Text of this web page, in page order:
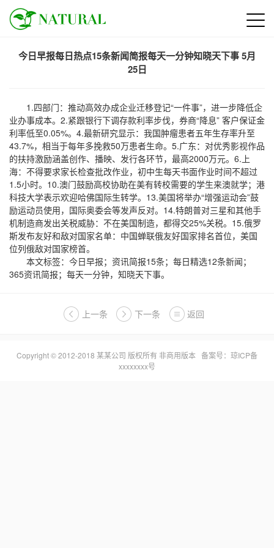
今日早报每日热点15条新闻简报每天一分钟知晓天下事 5月
25日
1.四部门：推动高效办成企业迁移登记“一件事”，进一步降低企
业办事成本。2.紧跟银行下调存款利率步伐，券商“降息” 客户保证金
利率低至0.05%。4.最新研究显示：我国肿瘤患者五年生存率升至
43.7%，相当于每年多挽救50万患者生命。5.广东：对优秀影视作品
的扶持激励涵盖创作、播映、发行各环节，最高2000万元。6.上
海：不得要求家长检查批改作业，初中生每天书面作业时间不超过
1.5小时。10.澳门鼓励高校协助在美有转校需要的学生来澳就学；港
科技大学表示欢迎哈佛国际生转学。13.美国将举办“增强运动会”鼓
励运动员使用，国际奥委会等发声反对。14.特朗普对三星和其他手
机制造商发出关税威胁：不在美国制造，都得交25%关税。15.俄罗
斯发布友好和敌对国家名单：中国蝉联俄友好国家排名首位，美国
位列俄敌对国家榜首。
本文标签：今日早报；资讯简报15条；每日精选12条新闻；
365资讯简报；每天一分钟，知晓天下事。
上一条 下一条 返回
Copyright © 2012-2018 某某公司 版权所有 非商用版本 备案号： 琼ICP备
xxxxxxxx号